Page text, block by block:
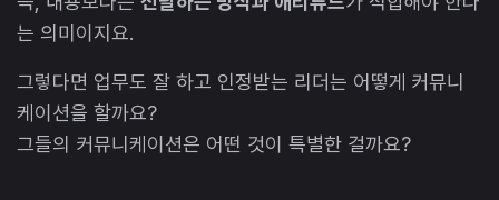
는 의미이지요.
그렇다면 업무도 잘 하고 인정받는 리더는 어떻게 커뮤니
케이션을 할까요?
그들의 커뮤니케이션은 어떤 것이 특별한 걸까요?